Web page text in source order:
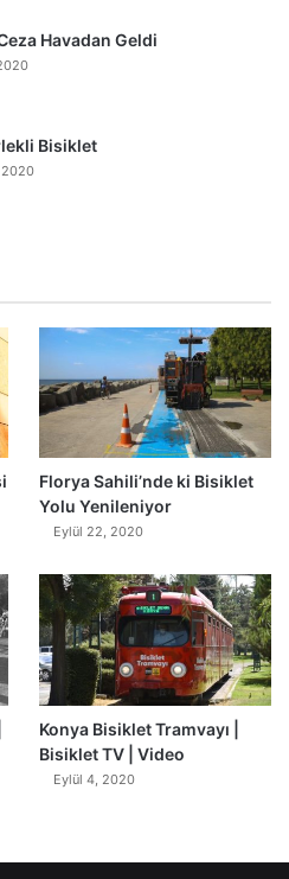
Havadan Geldi
Bisiklet
2020
Florya Sahili’nde ki Bisiklet
Yolu Yenileniyor
Eylül 22, 2020
Konya Bisiklet Tramvayı |
Bisiklet TV | Video
Eylül 4, 2020